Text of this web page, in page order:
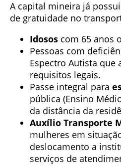
A capital mineira já
de gratuidade no
Idosos com 65 anos
Pessoas com
Espectro Autista que
requisitos legais.
Passe integral para
pública (Ensino
da distância da
Auxílio Transporte
mulheres em
deslocamento a
serviços de